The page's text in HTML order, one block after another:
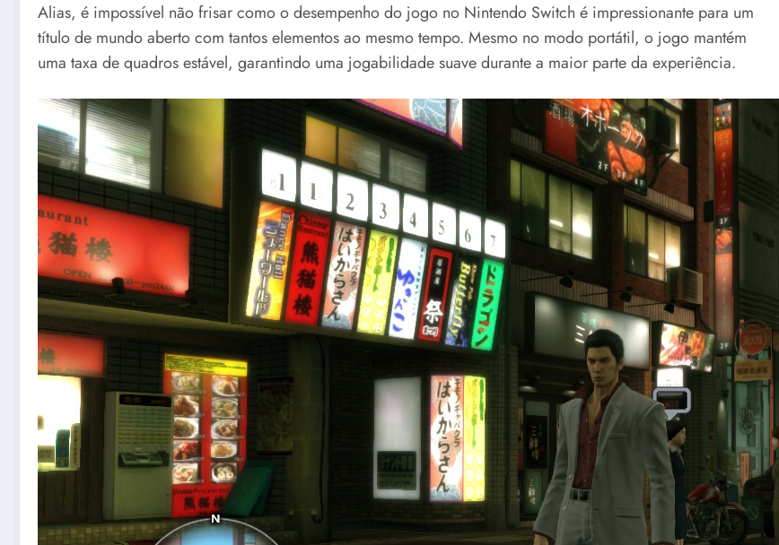
Alias, é impossível não frisar como o desempenho do jogo no Nintendo Switch é impressionante para um
título de mundo aberto com tantos elementos ao mesmo tempo. Mesmo no modo portátil, o jogo mantém
uma taxa de quadros estável, garantindo uma jogabilidade suave durante a maior parte da experiência.